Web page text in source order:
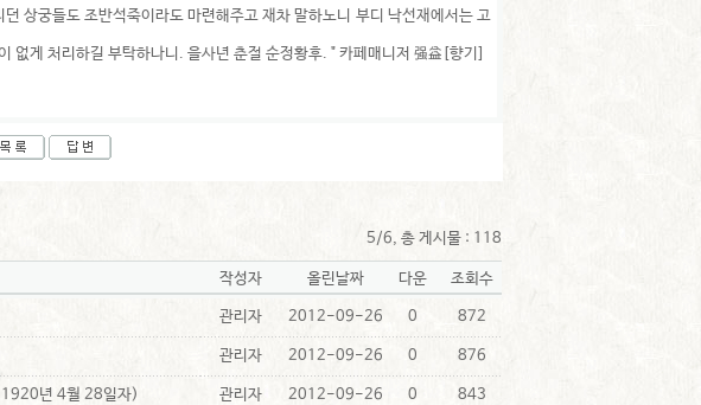
상궁들도 조반석죽이라도 마련해주고 재차 말하노니 부디 낙선재에서는 고
게 처리하길 부탁하나니. 을사년 춘절 순정황후. " 카페매니저 强益[향기]
5/6, 총 게시물 : 118
작성자 올린날짜 다운 조회수
관리자 2012-09-26 0 872
관리자 2012-09-26 0 876
1920년 4월 28일자) 관리자 2012-09-26 0 843